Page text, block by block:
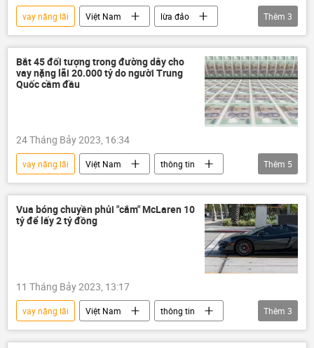
vay nặng lãi Việt Nam
lừa đảo
nợ nần
Xã hội thông tin
Thêm 3
Bắt 45 đối tượng trong đường dây cho
vay nặng lãi 20.000 tỷ do người Trung
Quốc cầm đầu
24 Tháng Bảy 2023, 16:34
vay nặng lãi Việt Nam
thông tin
rửa tiền
điều tra
tội phạm
Pháp luật
tiền tệ
Thêm 5
Vua bóng chuyền phủi "cắm" McLaren 10
tỷ để lấy 2 tỷ đồng
11 Tháng Bảy 2023, 13:17
vay nặng lãi Việt Nam
thông tin
siêu xe
công an lừa đảo
Thêm 3